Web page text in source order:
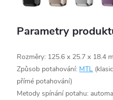
Parametry
Rozměry: 125.6 x 25.7 x 18.4
Způsob potahování: MTL
přímé potahování)
Metody spínání potahu: